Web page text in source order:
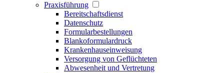
Praxisführung
Bereitschaftsdienst
Datenschutz
Formularbestellungen
Blankoformulardruck
Krankenhauseinweisung
Versorgung von Geflüchteten
Abwesenheit und Vertretung